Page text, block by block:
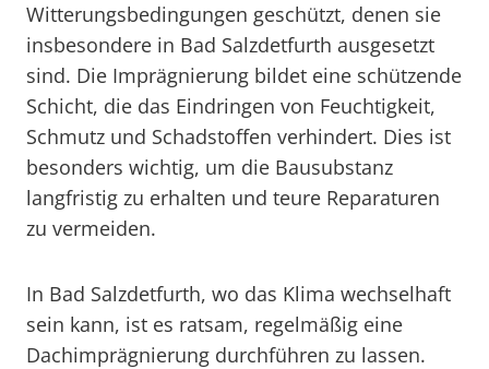
Witterungsbedingungen geschützt, denen sie
insbesondere in Bad Salzdetfurth ausgesetzt
sind. Die Imprägnierung bildet eine schützende
Schicht, die das Eindringen von Feuchtigkeit,
Schmutz und Schadstoffen verhindert. Dies ist
besonders wichtig, um die Bausubstanz
langfristig zu erhalten und teure Reparaturen
zu vermeiden.
In Bad Salzdetfurth, wo das Klima wechselhaft
sein kann, ist es ratsam, regelmäßig eine
Dachimprägnierung durchführen zu lassen.